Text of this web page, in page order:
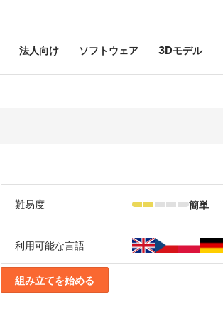
法人向け ソフトウェア 3Dモデル
難易度 簡単
利用可能な言語
組み立てを始める